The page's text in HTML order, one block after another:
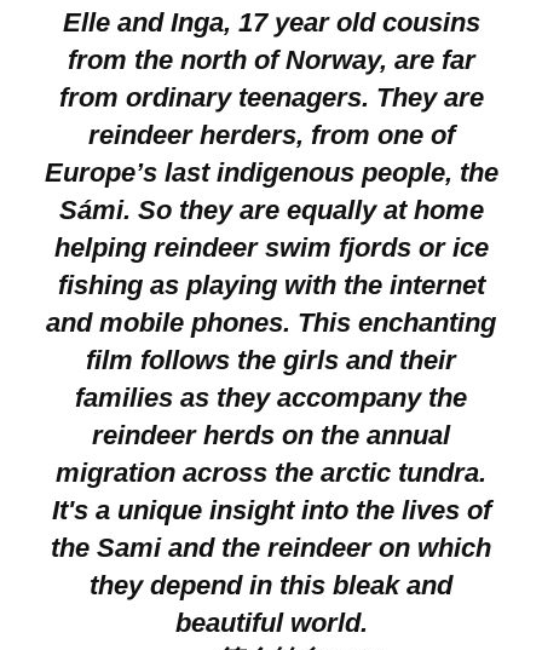
Elle and Inga, 17 year old cousins
from the north of Norway, are far
from ordinary teenagers. They are
reindeer herders, from one of
Europe’s last indigenous people, the
Sámi. So they are equally at home
helping reindeer swim fjords or ice
fishing as playing with the internet
and mobile phones. This enchanting
film follows the girls and their
families as they accompany the
reindeer herds on the annual
migration across the arctic tundra.
It's a unique insight into the lives of
the Sami and the reindeer on which
they depend in this bleak and
beautiful world.